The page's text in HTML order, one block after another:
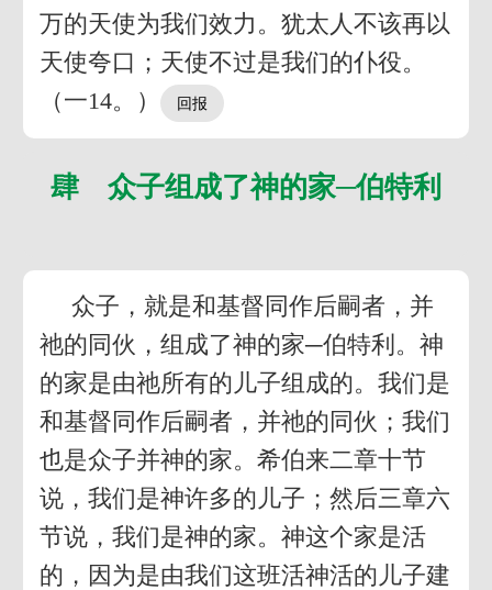
万的天使为我们效力。犹太人不该再以
天使夸口；天使不过是我们的仆役。
（一14。）
肆 众子组成了神的家─伯特利
众子，就是和基督同作后嗣者，并
祂的同伙，组成了神的家─伯特利。神
的家是由祂所有的儿子组成的。我们是
和基督同作后嗣者，并祂的同伙；我们
也是众子并神的家。希伯来二章十节
说，我们是神许多的儿子；然后三章六
节说，我们是神的家。神这个家是活
的，因为是由我们这班活神活的儿子建